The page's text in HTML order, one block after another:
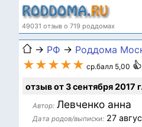
49031 отзыв о 719 роддомах
→ РФ → Роддома
★★★★★ ср.балл 5,00
отзыв от 3 сентября 2017
Автор: Левченко анна
Дата родов/выписки: 27